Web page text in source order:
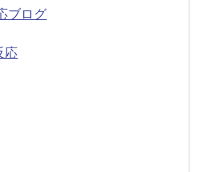
ブログ
応